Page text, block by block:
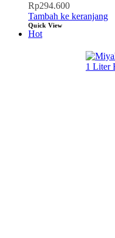
Rp294.600
Tambah ke keranjang
Quick View
Hot